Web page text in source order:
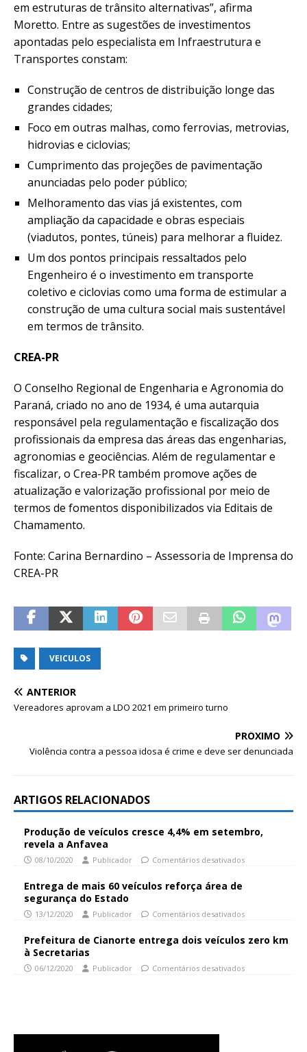
em estruturas de trânsito alternativas”, afirma
Moretto. Entre as sugestões de investimentos
apontadas pelo especialista em Infraestrutura e
Transportes constam:
Construção de centros de distribuição longe das
grandes cidades;
Foco em outras malhas, como ferrovias, metrovias,
hidrovias e ciclovias;
Cumprimento das projeções de pavimentação
anunciadas pelo poder público;
Melhoramento das vias já existentes, com
ampliação da capacidade e obras especiais
(viadutos, pontes, túneis) para melhorar a fluidez.
Um dos pontos principais ressaltados pelo
Engenheiro é o investimento em transporte
coletivo e ciclovias como uma forma de estimular a
construção de uma cultura social mais sustentável
em termos de trânsito.
CREA-PR
O Conselho Regional de Engenharia e Agronomia do
Paraná, criado no ano de 1934, é uma autarquia
responsável pela regulamentação e fiscalização dos
profissionais da empresa das áreas das engenharias,
agronomias e geociências. Além de regulamentar e
fiscalizar, o Crea-PR também promove ações de
atualização e valorização profissional por meio de
termos de fomentos disponibilizados via Editais de
Chamamento.
Fonte: Carina Bernardino – Assessoria de Imprensa do
CREA-PR
VEICULOS
ANTERIOR
Vereadores aprovam a LDO 2021 em primeiro turno
PRÓXIMO
Violência contra a pessoa idosa é crime e deve ser denunciada
ARTIGOS RELACIONADOS
Produção de veículos cresce 4,4% em setembro,
revela a Anfavea
08/10/2020 Publicador Comentários desativados
Entrega de mais 60 veículos reforça área de
segurança do Estado
13/12/2020 Publicador Comentários desativados
Prefeitura de Cianorte entrega dois veículos zero km
à Secretarias
06/12/2020 Publicador Comentários desativados